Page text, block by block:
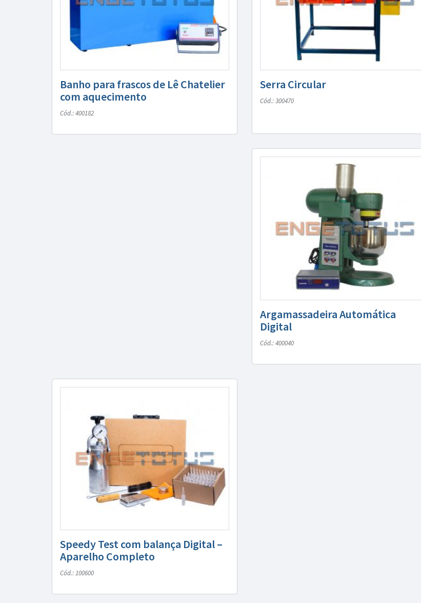
Banho para frascos de Lê Chatelier
com aquecimento
Cód.: 400182
Serra Circular
Cód.: 300470
Argamassadeira Automática
Digital
Cód.: 400040
Speedy Test com balança Digital –
Aparelho Completo
Cód.: 100600